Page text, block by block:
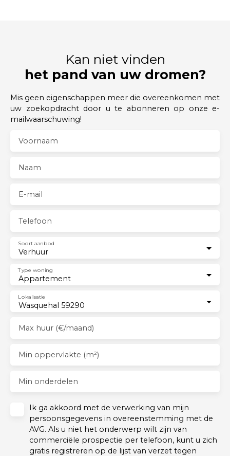
Kan niet vinden
het pand van uw dromen?
Mis geen eigenschappen meer die overeenkomen met
uw zoekopdracht door u te abonneren op onze e-
mailwaarschuwing!
Voornaam
Naam
E-mail
Telefoon
Verhuur
Soort aanbod
Appartement
Type woning
Wasquehal 59290
Lokalisatie
Max huur (€/maand)
Min oppervlakte (m²)
Min onderdelen
Ik ga akkoord met de verwerking van mijn
persoonsgegevens in overeenstemming met de
AVG. Als u niet het onderwerp wilt zijn van
commerciële prospectie per telefoon, kunt u zich
gratis registreren op de lijst van verzet tegen